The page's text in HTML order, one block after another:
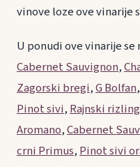
vinove loze ove vinarije
U ponudi ove vinarije
Cabernet Sauvignon,
Zagorski bregi,G Bolfan,
Pinot sivi,Rajnski rizling
Aromano,Cabernet
crni Primus,Pinot sivi